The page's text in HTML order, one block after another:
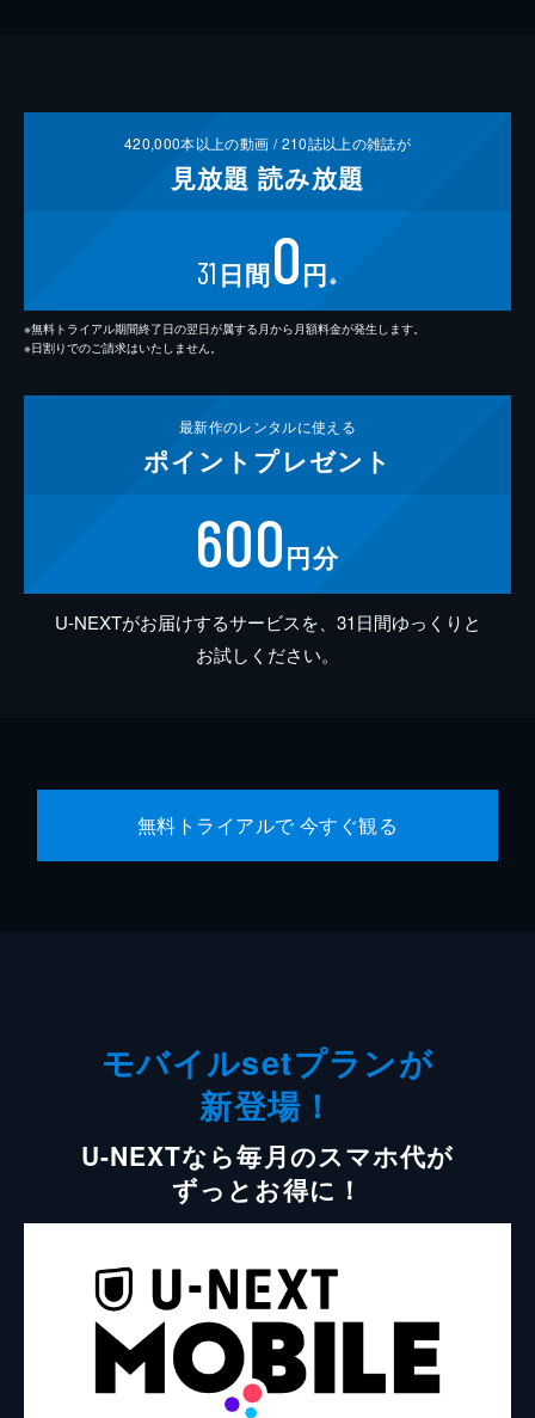
420,000本以上の動画 /210誌以上の雑誌が
見放題 読み放題
31 日間0円 ※
※無料トライアル期間終了日の翌日が属する月から月額料金が発生します。
※日割りでのご請求はいたしません。
最新作のレンタルに使える
ポイント プレゼント
600円分
U-NEXTがお届けするサービスを、31日間ゆっくりと
お試しください。
無料トライアルで 今すぐ観る
モバイルsetプランが
新登場！
U-NEXTなら毎月のスマホ代が
ずっとお得に！